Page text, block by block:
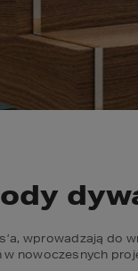
wprowadzają do
nowoczesnych